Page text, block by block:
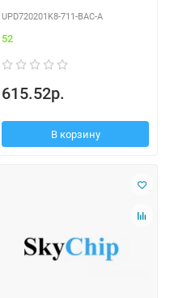
UPD720201K8-711-BAC-A
52
615.52р.
В корзину